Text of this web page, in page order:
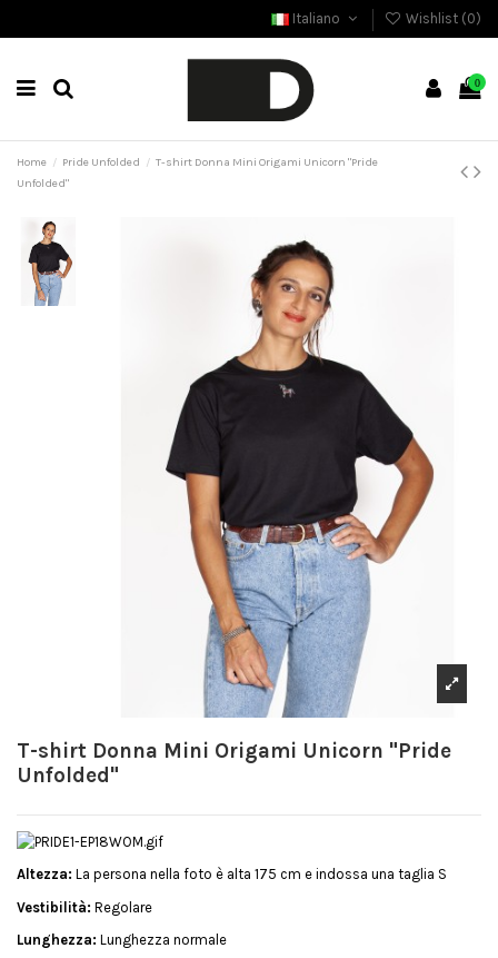
Italiano Wishlist (0)
0
Home Pride Unfolded
T-shirt Donna Mini Origami Unicorn "Pride
Unfolded"
T-shirt Donna Mini Origami Unicorn "Pride
Unfolded"
Altezza: La persona nella foto è alta 175 cm e indossa una taglia S
Vestibilità: Regolare
Lunghezza: Lunghezza normale